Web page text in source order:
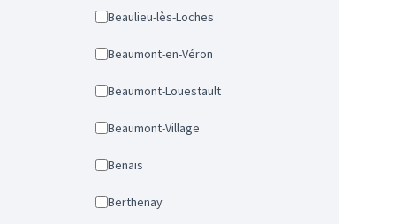
Beaulieu-lès-Loches
Beaumont-en-Véron
Beaumont-Louestault
Beaumont-Village
Benais
Berthenay